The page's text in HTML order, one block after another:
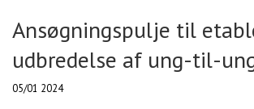
Ansøgningspulje til
udbredelse af ung-til-
05/01 2024